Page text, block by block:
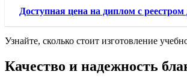
Доступная цена на диплом с
Узнайте, сколько стоит изготовление
Качество и надежность